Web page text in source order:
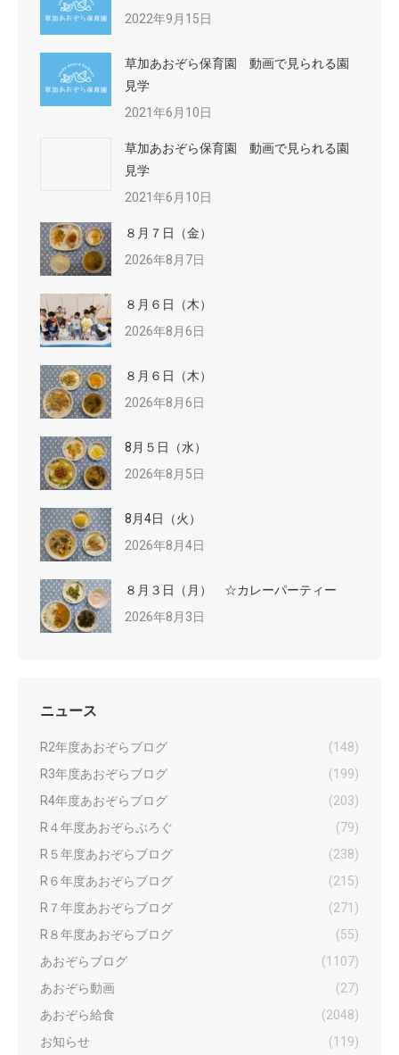
2022年9月15日
草加あおぞら保育園 動画で見られる園
見学
2021年6月10日
草加あおぞら保育園 動画で見られる園
見学
2021年6月10日
８月７日（金）
2026年8月7日
８月６日（木）
2026年8月6日
８月６日（木）
2026年8月6日
8月５日（水）
2026年8月5日
8月4日（火）
2026年8月4日
８月３日（月） ☆カレーパーティー
2026年8月3日
ニュース
R2年度あおぞらブログ
(148)
R3年度あおぞらブログ
(199)
R4年度あおぞらブログ
(203)
R４年度あおぞらぶろぐ
(79)
R５年度あおぞらブログ
(238)
R６年度あおぞらブログ
(215)
R７年度あおぞらブログ
(271)
R８年度あおぞらブログ
(55)
あおぞらブログ
(1107)
あおぞら動画
(27)
あおぞら給食
(2048)
お知らせ
(119)